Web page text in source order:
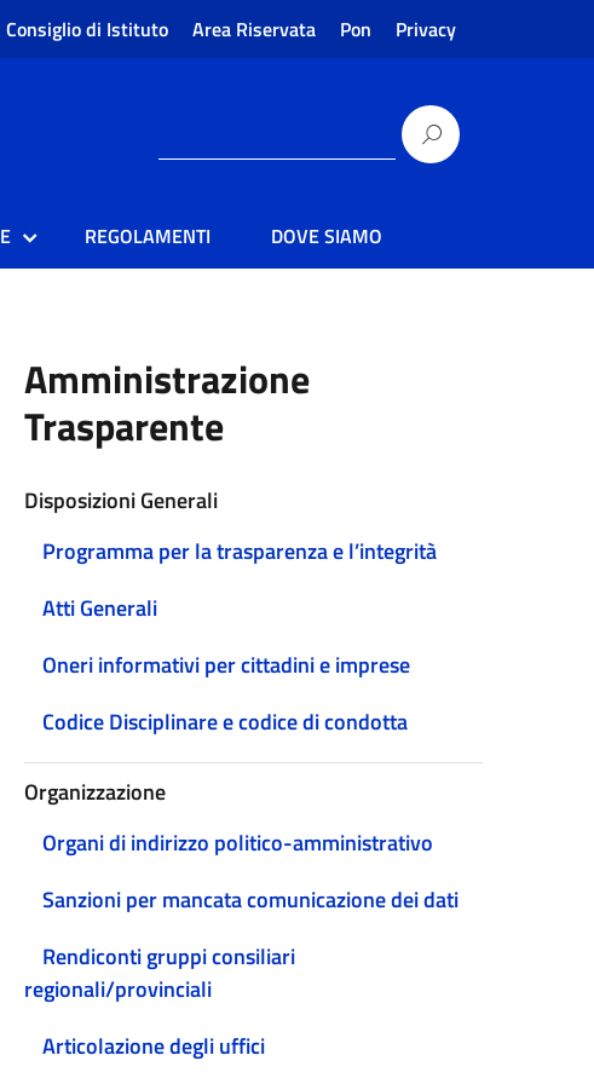
Consiglio di Istituto Area Riservata Pon Privacy
REGOLAMENTI DOVE SIAMO
Amministrazione
Trasparente
Disposizioni Generali
Programma per la trasparenza e l’integrità
Atti Generali
Oneri informativi per cittadini e imprese
Codice Disciplinare e codice di condotta
Organizzazione
Organi di indirizzo politico-amministrativo
Sanzioni per mancata comunicazione dei dati
Rendiconti gruppi consiliari
regionali/provinciali
Articolazione degli uffici